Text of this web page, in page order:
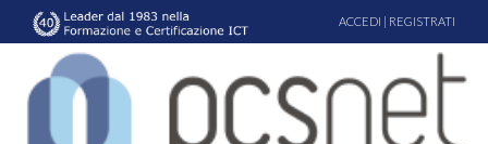
ACCEDI | REGISTRATI